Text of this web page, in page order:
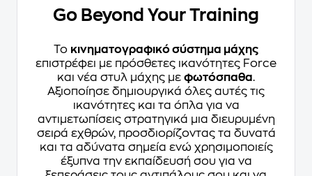
Go Beyond Your Training
Το κινηματογραφικό σύστημα μάχης
επιστρέφει με πρόσθετες ικανότητες Force
και νέα στυλ μάχης με φωτόσπαθα.
Αξιοποίησε δημιουργικά όλες αυτές τις
ικανότητες και τα όπλα για να
αντιμετωπίσεις στρατηγικά μια διευρυμένη
σειρά εχθρών, προσδιορίζοντας τα δυνατά
και τα αδύνατα σημεία ενώ χρησιμοποιείς
έξυπνα την εκπαίδευσή σου για να